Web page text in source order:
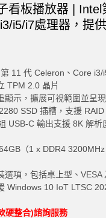
看板播放器 | Intel
i5/i7處理器，提
11 代 Celeron、Core i3/
TPM 2.0 晶片
顯示，擴展可視範圍並呈
SSD 插槽，支援 RAID
USB-C 輸出支援 8K 解析
（1 x DDR4
選項，包括桌上型、VESA
Windows 10 IoT LTSC
硬整合)諮詢服務
180D 125V 10A
true image 個人版 for
Assembly, Functional
SW installation